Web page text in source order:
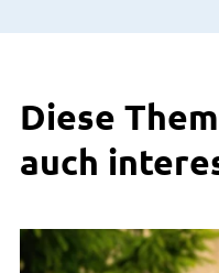
Diese
auch